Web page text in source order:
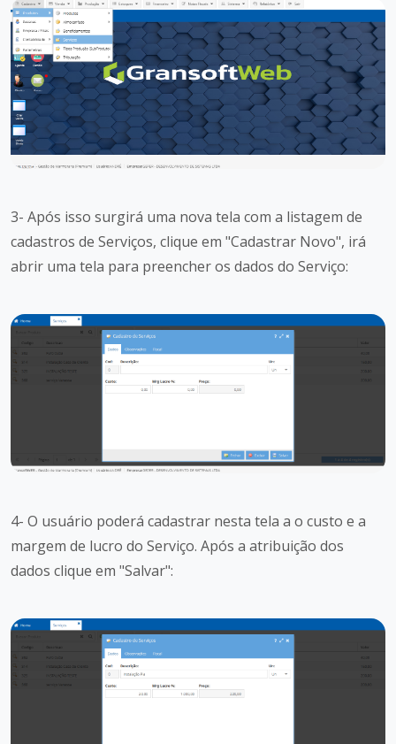
3- Após isso surgirá uma nova tela com a listagem de
cadastros de Serviços, clique em "Cadastrar Novo", irá
abrir uma tela para preencher os dados do Serviço:
4- O usuário poderá cadastrar nesta tela a o custo e a
margem de lucro do Serviço. Após a atribuição dos
dados clique em "Salvar":